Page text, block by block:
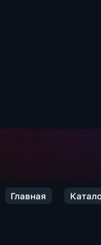
Главная